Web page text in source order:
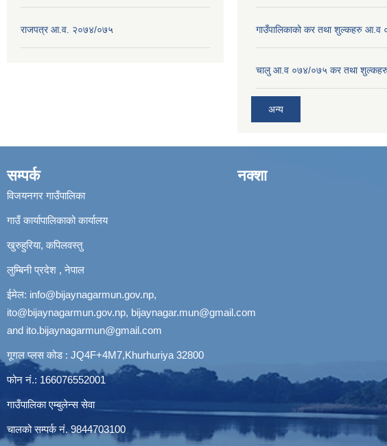
राजपत्र आ.व. २०७४/०७५ गाउँपालिकाको कर तथा शुल्कहरु आ.व
चालु आ.व ०७४/०७५ कर तथा
अन्य
सम्पर्क
विजयनगर गाउँपालिका
गाउँ कार्यापालिकाको कार्यालय
खुरुहुरिया, कपिलवस्तु
लुम्बिनी प्रदेश , नेपाल
ईमेल: info@bijaynagarmun.gov.np,
ito@bijaynagarmun.gov.np, bijaynagar.mun@gmail.com
and ito.bijaynagarmun@gmail.com
गूगल प्लस कोड : JQ4F+4M7,Khurhuriya 32800
फोन नं.: 166076552001
गाउँपालिका एम्बुलेन्स सेवा
चालको सम्पर्क नं. 9844703100
नक्शा